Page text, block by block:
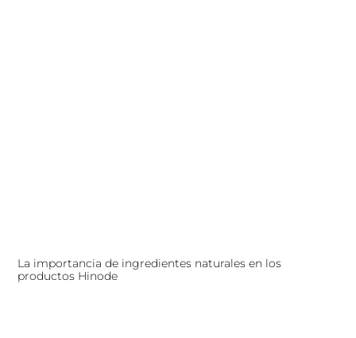
La importancia de ingredientes naturales en los
productos Hinode